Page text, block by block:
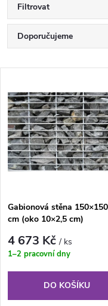
Filtrovat
Ř
a
z
e
n
p
r
o
Doporučujeme
Nejprodávanější
Abecedně
ý
p
i
s
p
r
Gabionová stěna
cm (oko 10×2,5 cm)
4 673 Kč/ ks
1–2 pracovní dny
DO KOŠÍKU